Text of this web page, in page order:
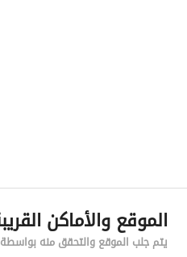
رقم المبنى
5413
الموقع والأماكن
يتم جلب الموقع والتحقق منه بواسطة